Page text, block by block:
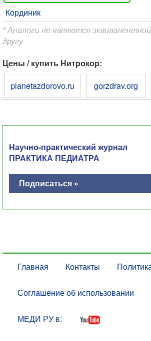
Кординик
* Аналоги не являются
другу
Цены / купить Нитрокор:
planetazdorovo.ru
gorzdrav.org
Научно-практический журнал
ПРАКТИКА ПЕДИАТРА
Подписаться »
Главная Контакты
Соглашение об использовании
МЕДИ РУ в: